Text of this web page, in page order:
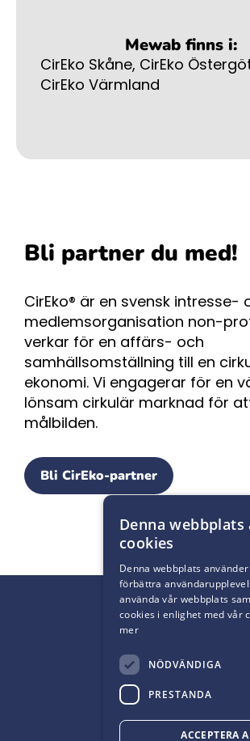
Mewab finns i:
CirEko Skåne, CirEko
CirEko Värmland
Bli partner du med!
CirEko® är en svensk intresse-
medlemsorganisation non-
verkar för en affärs- och
samhällsomställning till en
ekonomi. Vi engagerar för en
lönsam cirkulär marknad för
målbilden.
Bli CirEko-partner
Denna webbplats
cookies
Denna webbplats
förbättra
använda vår webbplats
cookies i enlighet med vår
mer
NÖDVÄNDIGA
PRESTANDA
ACCEPTERA